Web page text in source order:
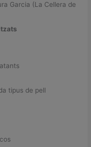
Garcia (La Cellera de
tipus de pell